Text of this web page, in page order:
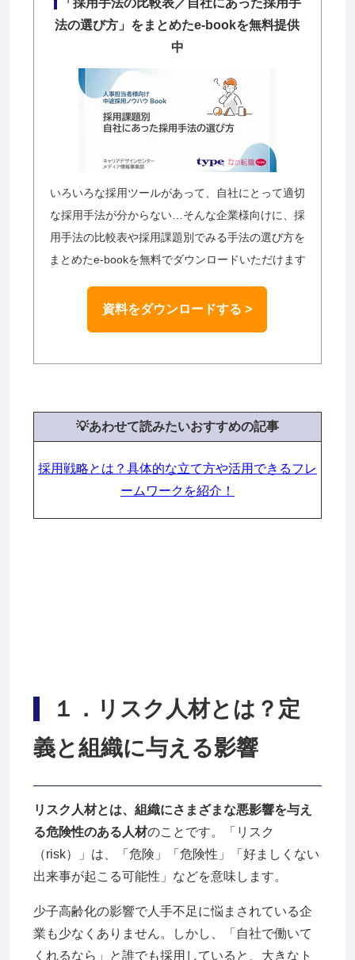
法の選び方」をまとめたe-bookを無料提供
中
いろいろな採用ツールがあって、自社にとって適切
な採用手法が分からない…そんな企業様向けに、採
用手法の比較表や採用課題別でみる手法の選び方を
まとめたe-bookを無料でダウンロードいただけます
資料をダウンロードする >
💡あわせて読みたいおすすめの記事
採用戦略とは？具体的な立て方や活用できるフレ
ームワークを紹介！
１ ．リスク人材とは？定
義と組織に与える影響
リスク人材とは、組織にさまざまな悪影響を与え
る危険性のある人材のことです。「リスク
（risk）」は、「危険」「危険性」「好ましくない
出来事が起こる可能性」などを意味します。
少子高齢化の影響で人手不足に悩まされている企
業も少なくありません。しかし、「自社で働いて
くれるなら」と誰でも採用していると、大きなト